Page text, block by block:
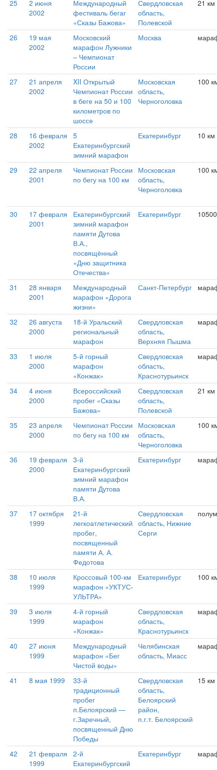
25
2 июня
2002
Международный
фестиваль бегаг
«Сказы Бажова»
Свердловская
область,
Полевской
21 км
26
19 мая
2002
Московский
марафон Лужники
– Чемпионат
России
Москва
27
21 апреля
2002
XII Открытый
Чемпионат России
в беге на 50 и 100
километров по
шоссе
Московская
область,
Черноголовка
100
28
16 февраля
2002
5
Екатеринбургский
зимний марафон
Екатеринбург 10 км
29
22 апреля
2001
Чемпионат России
по бегу на 100 км
Московская
область,
Черноголовка
100
30
17 февраля
2001
Екатеринбургский
зимний марафон
памяти Дутова
В.А.,
посвящённый
«Дню защитника
Отечества»
Екатеринбург
31
28 января
2001
Международный
марафон «Дорога
жизни»
Санкт-Петербург
32
26 августа
2000
18-й Уральский
региональный
марафон
Свердловская
область,
Верхняя Пышма
33
1 июля
2000
5-й горный
марафон
«Конжак»
Свердловская
область,
Краснотурьинск
34
4 июня
2000
Всероссийский
пробег «Сказы
Бажова»
Свердловская
область,
Полевской
21 км
35
23 апреля
2000
Чемпионат России
по бегу на 100 км
Московская
область,
Черноголовка
100
36
19 февраля
2000
3-й
Екатеринбургский
зимний марафон
памяти Дутова
В.А.
Екатеринбург
37
17 октября
1999
21-й
легкоатлетический
пробег,
посвященный
памяти А. А.
Федотова
Свердловская
область, Нижние
Серги
38
10 июля
1999
Кроссовый 100-км
марафон «УКТУС-
УЛЬТРА»
Екатеринбург 100
39
3 июля
1999
4-й горный
марафон
«Конжак»
Свердловская
область,
Краснотурьинск
40
27 июня
1999
Международный
марафон «Бег
Чистой воды»
Челябинская
область, Миасс
41 8 мая 1999
33-й
традиционный
пробег
п.Белоярский —
г.Заречный,
посвященный Дню
Победы
Свердловская
область,
Белоярский
район,
п.г.т. Белоярский
15 км
42
21 февраля
1999
2-й
Екатеринбургский
Екатеринбург